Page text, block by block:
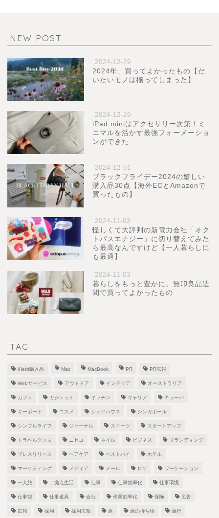
NEW POST
2024-12-29
2024年、買ってよかったもの【だ
いたいモノは揃ってしまった】
2024-12-29
iPad miniはアクセサリー次第！ミ
ニマルを活かす最強フォーメーショ
ンができた
2024-12-01
ブラックフライデー2024の嬉しい
購入品30点【海外ECとAmazonで
買ったもの】
2024-11-03
怪しくて大評判の新電力会社「オク
トパスエナジー」に切り替えてみた
ら最高なんですけど【一人暮らしに
も最適】
2024-11-03
暮らしをもっと豊かに。無印良品週
間で買ってよかったもの
TAG
iHerb購入品 Mac MacBook PR PR広報
Webサービス アウトドア インテリア オーストラリア
カフェ ガジェット キッチン キャリア キューバ
キーボード コスメ シェアハウス シンガポール
シンプルライフ ジャーナル スイーツ スタートアップ
トラベルグッズ ニセコ ネイル ビジネス ブランディング
プレスリリース ヘアケア ベストバイ ホテル
マーケティング メディア メール ロケ ワーケーション
一人旅 二拠点生活 仕事 仕事効率化 仕事環境
仕事観 仕事道具 会社 作業効率化 保険 広告
広報 採用 採用広報 旅 旅の持ち物 旅行